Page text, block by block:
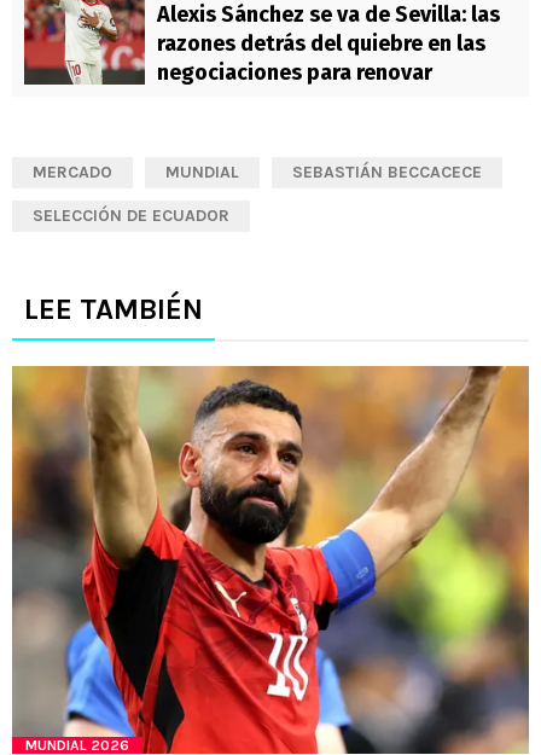
Alexis Sánchez se va de Sevilla: las
razones detrás del quiebre en las
negociaciones para renovar
MERCADO MUNDIAL SEBASTIÁN BECCACECE
SELECCIÓN DE ECUADOR
LEE TAMBIÉN
MUNDIAL 2026